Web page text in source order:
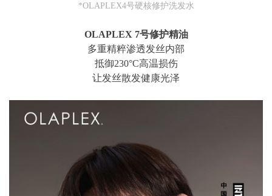
*OLAPLEX4号硬核修护洗发水
OLAPLEX 7号修护精油
多重精粹渗透发丝内部
抵御230°C高温损伤
让发丝散发健康光泽